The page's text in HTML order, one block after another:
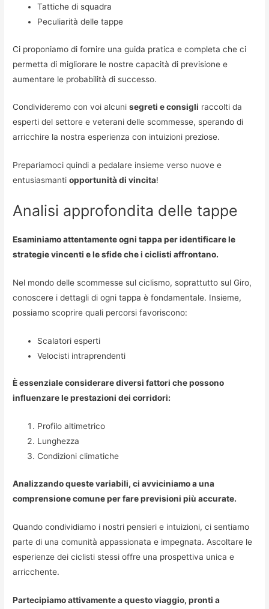
Tattiche di squadra
Peculiarità delle tappe
Ci proponiamo di fornire una guida pratica e completa che ci
permetta di migliorare le nostre capacità di previsione e
aumentare le probabilità di successo.
Condivideremo con voi alcunisegreti e consigli raccolti da
esperti del settore e veterani delle scommesse, sperando di
arricchire la nostra esperienza con intuizioni preziose.
Prepariamoci quindi a pedalare insieme verso nuove e
entusiasmantiopportunità di vincita!
Analisi approfondita delle tappe
Esaminiamo attentamente ogni tappa per identificare le
strategie vincenti e le sfide che i ciclisti affrontano.
Nel mondo delle scommesse sul ciclismo, soprattutto sul Giro,
conoscere i dettagli di ogni tappa è fondamentale. Insieme,
possiamo scoprire quali percorsi favoriscono:
Scalatori esperti
Velocisti intraprendenti
È essenziale considerare diversi fattori che possono
influenzare le prestazioni dei corridori:
Profilo altimetrico
Lunghezza
Condizioni climatiche
Analizzando queste variabili, ci avviciniamo a una
comprensione comune per fare previsioni più accurate.
Quando condividiamo i nostri pensieri e intuizioni, ci sentiamo
parte di una comunità appassionata e impegnata. Ascoltare le
esperienze dei ciclisti stessi offre una prospettiva unica e
arricchente.
Partecipiamo attivamente a questo viaggio, pronti a